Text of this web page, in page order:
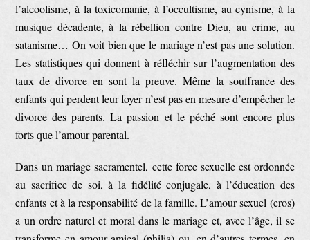
l’alcoolisme, à la toxicomanie, à l’occultisme, au cynisme, à la
musique décadente, à la rébellion contre Dieu, au crime, au
satanisme… On voit bien que le mariage n’est pas une solution.
Les statistiques qui donnent à réfléchir sur l’augmentation des
taux de divorce en sont la preuve. Même la souffrance des
enfants qui perdent leur foyer n’est pas en mesure d’empêcher le
divorce des parents. La passion et le péché sont encore plus
forts que l’amour parental.
Dans un mariage sacramentel, cette force sexuelle est ordonnée
au sacrifice de soi, à la fidélité conjugale, à l’éducation des
enfants et à la responsabilité de la famille. L’amour sexuel (eros)
a un ordre naturel et moral dans le mariage et, avec l’âge, il se